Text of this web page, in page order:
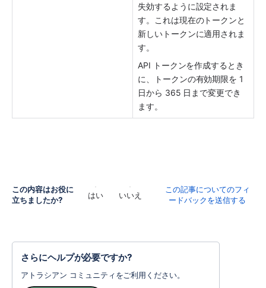
失効するように設定されま
す。これは現在のトークンと
新しいトークンに適用されま
す。
API トークンを作成するとき
に、トークンの有効期限を 1
日から 365 日まで変更でき
ます。
この内容はお役に
立ちましたか?
はい いいえ
この記事についてのフィ
ードバックを送信する
さらにヘルプが必要ですか?
アトラシアン コミュニティをご利用ください。